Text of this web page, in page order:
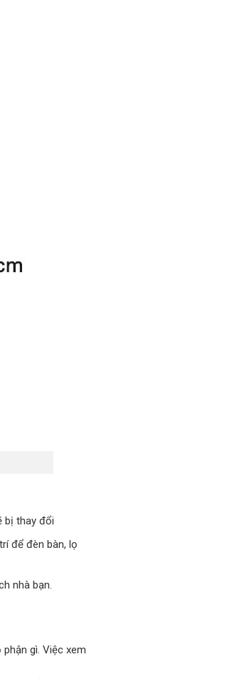
bị thay đổi
để đèn bàn, lọ
nhà bạn.
gì. Việc xem